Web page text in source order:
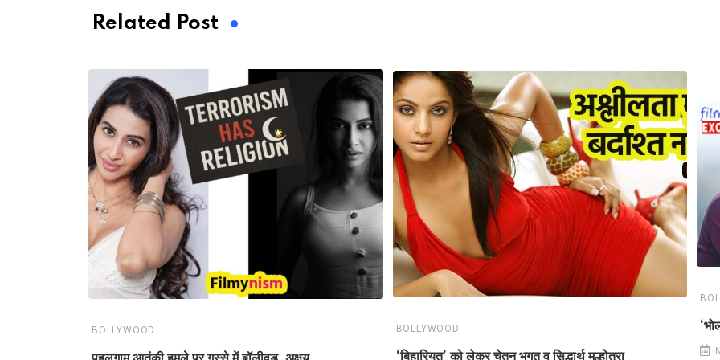
Related Post
BOLLYWOOD BOLLYWOOD
‘बिहारियत’ को लेकर चेतन भगत व सिद्धार्थ मल्होत्रा